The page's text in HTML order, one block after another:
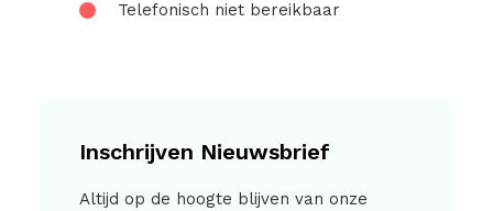
Telefonisch niet bereikbaar
Inschrijven Nieuwsbrief
Altijd op de hoogte blijven van onze